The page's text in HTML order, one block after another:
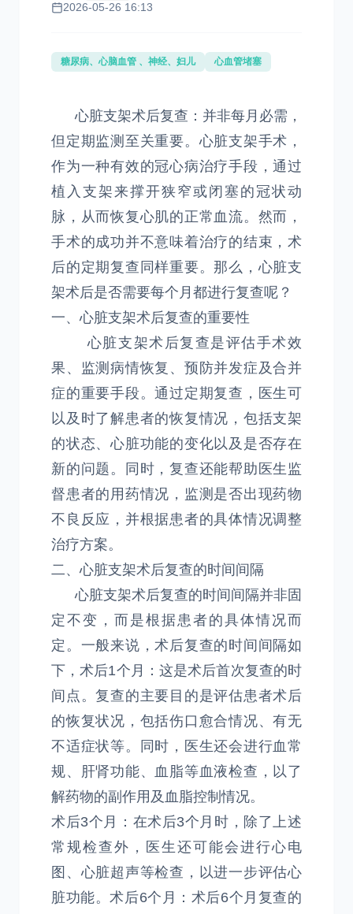
2026-05-26 16:13
糖尿病、心脑血管 、神经、妇儿 心血管堵塞
心脏支架术后复查：并非每月必需，
但定期监测至关重要。心脏支架手术，
作为一种有效的冠心病治疗手段，通过
植入支架来撑开狭窄或闭塞的冠状动
脉，从而恢复心肌的正常血流。然而，
手术的成功并不意味着治疗的结束，术
后的定期复查同样重要。那么，心脏支
架术后是否需要每个月都进行复查呢？
一、心脏支架术后复查的重要性
心脏支架术后复查是评估手术效
果、监测病情恢复、预防并发症及合并
症的重要手段。通过定期复查，医生可
以及时了解患者的恢复情况，包括支架
的状态、心脏功能的变化以及是否存在
新的问题。同时，复查还能帮助医生监
督患者的用药情况，监测是否出现药物
不良反应，并根据患者的具体情况调整
治疗方案。
二、心脏支架术后复查的时间间隔
心脏支架术后复查的时间间隔并非固
定不变，而是根据患者的具体情况而
定。一般来说，术后复查的时间间隔如
下，术后1个月：这是术后首次复查的时
间点。复查的主要目的是评估患者术后
的恢复状况，包括伤口愈合情况、有无
不适症状等。同时，医生还会进行血常
规、肝肾功能、血脂等血液检查，以了
解药物的副作用及血脂控制情况。
术后3个月：在术后3个月时，除了上述
常规检查外，医生还可能会进行心电
图、心脏超声等检查，以进一步评估心
脏功能。术后6个月：术后6个月复查的